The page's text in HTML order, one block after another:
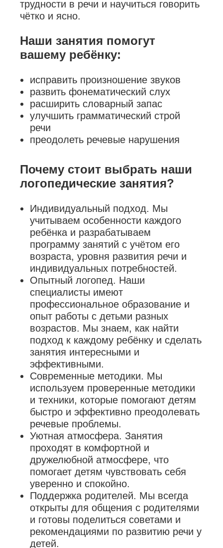
трудности в речи и научиться говорить
чётко и ясно.
Наши занятия помогут
вашему ребёнку:
исправить произношение звуков
развить фонематический слух
расширить словарный запас
улучшить грамматический строй
речи
преодолеть речевые нарушения
Почему стоит выбрать наши
логопедические занятия?
Индивидуальный подход. Мы
учитываем особенности каждого
ребёнка и разрабатываем
программу занятий с учётом его
возраста, уровня развития речи и
индивидуальных потребностей.
Опытный логопед. Наши
специалисты имеют
профессиональное образование и
опыт работы с детьми разных
возрастов. Мы знаем, как найти
подход к каждому ребёнку и сделать
занятия интересными и
эффективными.
Современные методики. Мы
используем проверенные методики
и техники, которые помогают детям
быстро и эффективно преодолевать
речевые проблемы.
Уютная атмосфера. Занятия
проходят в комфортной и
дружелюбной атмосфере, что
помогает детям чувствовать себя
уверенно и спокойно.
Поддержка родителей. Мы всегда
открыты для общения с родителями
и готовы поделиться советами и
рекомендациями по развитию речи у
детей.